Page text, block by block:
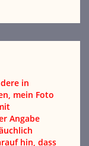
in
mein Foto
Angabe
hin, dass